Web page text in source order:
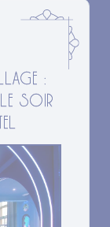
:
SOIR